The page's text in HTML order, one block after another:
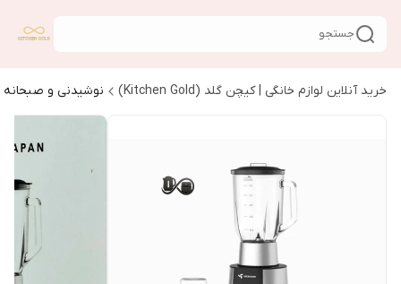
جستجو
خرید آنلاین لوازم خانگی | کیچن گلد (Kitchen Gold) نوشیدنی و صبحانه